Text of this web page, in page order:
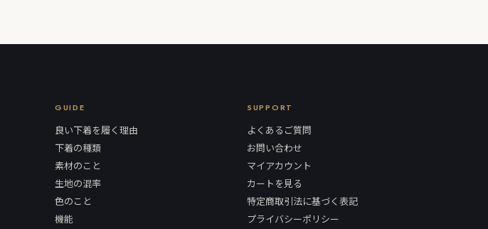
GUIDE
良い下着を履く理由
下着の種類
素材のこと
生地の混率
色のこと
機能
SUPPORT
よくあるご質問
お問い合わせ
マイアカウント
カートを見る
特定商取引法に基づく表記
プライバシーポリシー